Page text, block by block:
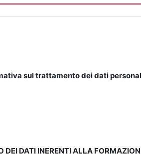
sul trattamento dei dati
DEI DATI INERENTI ALLA